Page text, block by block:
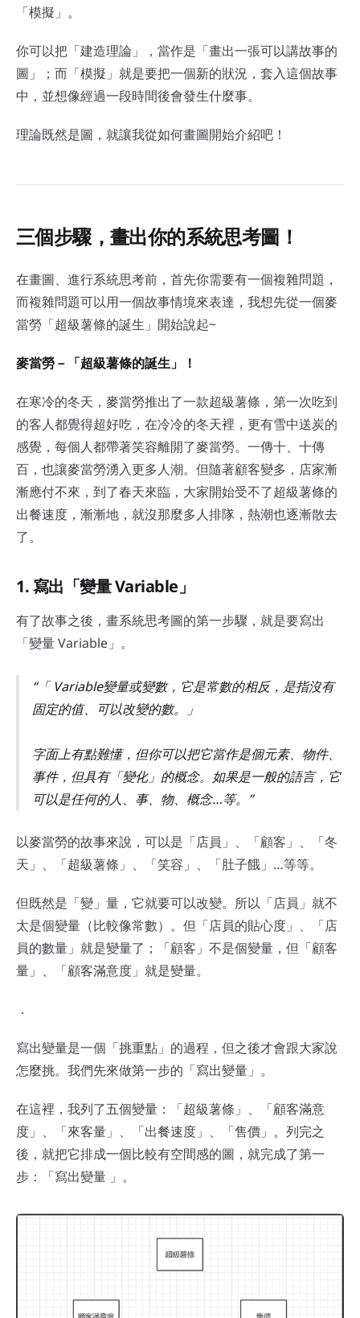
「模擬」。
你可以把「建造理論」，當作是「畫出一張可以講故事的
圖」；而「模擬」就是要把一個新的狀況，套入這個故事
中，並想像經過一段時間後會發生什麼事。
理論既然是圖，就讓我從如何畫圖開始介紹吧！
三個步驟，畫出你的系統思考圖！
在畫圖、進行系統思考前，首先你需要有一個複雜問題，
而複雜問題可以用一個故事情境來表達，我想先從一個麥
當勞「超級薯條的誕生」開始說起~
麥當勞－「超級薯條的誕生」！
在寒冷的冬天，麥當勞推出了一款超級薯條，第一次吃到
的客人都覺得超好吃，在冷冷的冬天裡，更有雪中送炭的
感覺，每個人都帶著笑容離開了麥當勞。一傳十、十傳
百，也讓麥當勞湧入更多人潮。但隨著顧客變多，店家漸
漸應付不來，到了春天來臨，大家開始受不了超級薯條的
出餐速度，漸漸地，就沒那麼多人排隊，熱潮也逐漸散去
了。
1. 寫出「變量 Variable」
有了故事之後，畫系統思考圖的第一步驟，就是要寫出
「變量 Variable」。
「 Variable變量或變數，它是常數的相反，是指沒有
固定的值、可以改變的數。」
字面上有點難懂，但你可以把它當作是個元素、物件、
事件，但具有「變化」的概念。如果是一般的語言，它
可以是任何的人、事、物、概念…等。
以麥當勞的故事來說，可以是「店員」、「顧客」、「冬
天」、「超級薯條」、「笑容」、「肚子餓」…等等。
但既然是「變」量，它就要可以改變。所以「店員」就不
太是個變量（比較像常數）。但「店員的貼心度」、「店
員的數量」就是變量了；「顧客」不是個變量，但「顧客
量」、「顧客滿意度」就是變量。
．
寫出變量是一個「挑重點」的過程，但之後才會跟大家說
怎麼挑。我們先來做第一步的「寫出變量」。
在這裡，我列了五個變量：「超級薯條」、「顧客滿意
度」、「來客量」、「出餐速度」、「售價」。列完之
後，就把它排成一個比較有空間感的圖，就完成了第一
步：「寫出變量 」。